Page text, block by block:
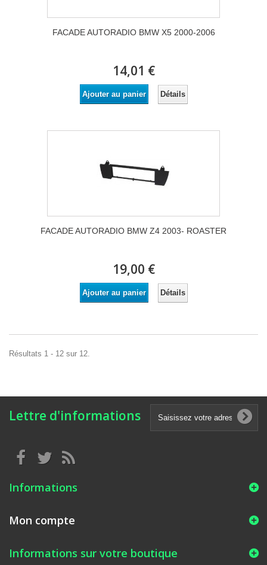
FACADE AUTORADIO BMW X5 2000-2006
14,01 €
Ajouter au panier Détails
FACADE AUTORADIO BMW Z4 2003- ROASTER
19,00 €
Ajouter au panier Détails
Résultats 1 - 12 sur 12.
Lettre d'informations
Informations
Mon compte
Informations sur votre boutique